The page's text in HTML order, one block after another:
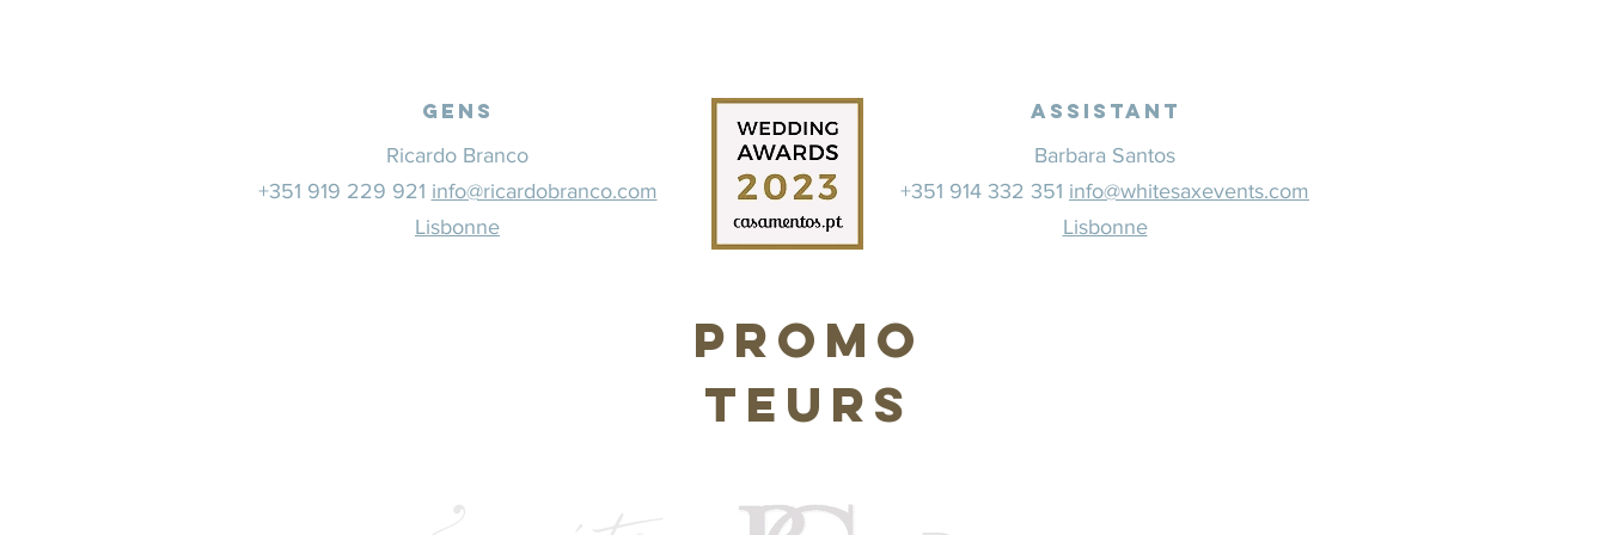
Gens
Ricardo Branco
+351 919 229 921 info@ricardobranco.com
Lisbonne
Assistant
Barbara Santos
+351 914 332 351 info@whitesaxevents.com
Lisbonne
Promo
teurs